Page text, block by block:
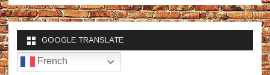
GOOGLE TRANSLATE
French